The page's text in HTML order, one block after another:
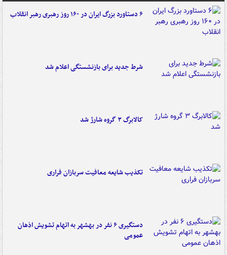
۶ دستاورد بزرگ ایران در ۱۶۰ روز رهبری رهبر انقلاب
شرط جدید برای بازنشستگی اعلام شد
کالابرگ ۳ گروه شارژ شد
تکذیب شایعه معافیت سربازان فراری
دستگیری ۶ نفر در بهشهر به اتهام تشویش اذهان
عمومی